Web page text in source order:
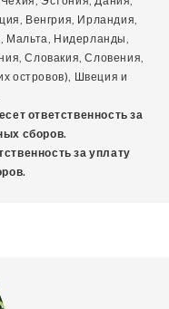
Венгрия, Ирландия,
Мальта, Нидерланды,
Словакия, Словения,
островов), Швеция и
ответственность за
сборов.
за уплату